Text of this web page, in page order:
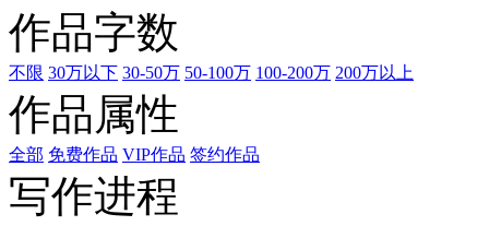
作品字数
不限 30万以下 30-50万 50-100万 100-200万 200万以上
作品属性
全部 免费作品 VIP作品 签约作品
写作进程